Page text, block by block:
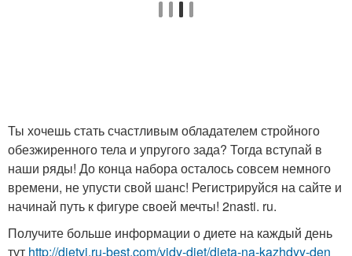
Ты хочешь стать счастливым обладателем стройного
обезжиренного тела и упругого зада? Тогда вступай в
наши ряды! До конца набора осталось совсем немного
времени, не упусти свой шанс! Регистрируйся на сайте и
начинай путь к фигуре своей мечты! 2nasti. ru.
Получите больше информации о диете на каждый день
тут http://dietyi.ru-best.com/vidy-diet/dieta-na-kazhdyy-den